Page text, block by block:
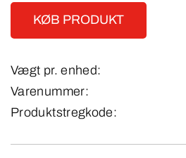
KØB PRODUKT
Vægt pr. enhed:
Varenummer:
Produktstregkode: